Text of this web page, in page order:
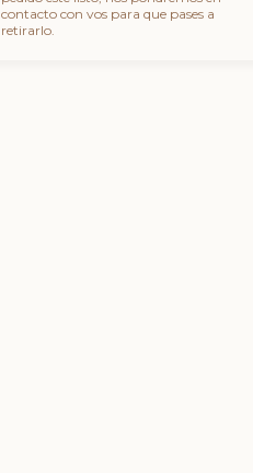
contacto con vos para que pases a
retirarlo.